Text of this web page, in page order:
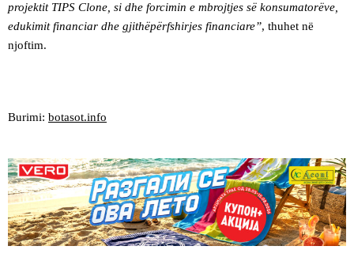
projektit TIPS Clone, si dhe forcimin e mbrojtjes së konsumatorëve,
edukimit financiar dhe gjithëpërfshirjes financiare”, thuhet në
njoftim.
Burimi: botasot.info